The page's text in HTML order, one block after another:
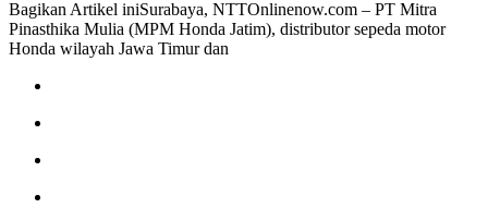
Bagikan Artikel iniSurabaya, NTTOnlinenow.com – PT Mitra
Pinasthika Mulia (MPM Honda Jatim), distributor sepeda motor
Honda wilayah Jawa Timur dan